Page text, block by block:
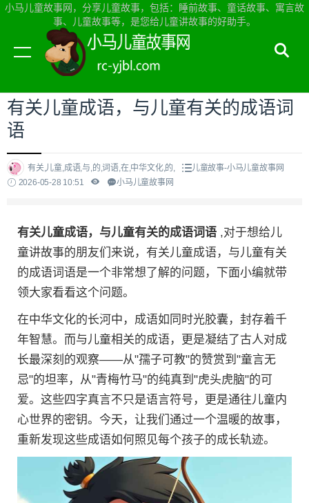
小马儿童故事网，分享儿童故事，包括：睡前故事、童话故事、寓言故
事、儿童故事等，是您给儿童讲故事的好助手。
当前位置：小马儿童故事网首页>儿童故事
有关儿童成语，与儿童有关的成语词
语
有关,儿童,成语,与,的,词语,在,中华文化,的,
儿童故事-小马儿童故事网
2026-05-28 10:51
小马儿童故事网
有关儿童成语，与儿童有关的成语词语 ,对于想给儿
童讲故事的朋友们来说，有关儿童成语，与儿童有关
的成语词语是一个非常想了解的问题，下面小编就带
领大家看看这个问题。
在中华文化的长河中，成语如同时光胶囊，封存着千
年智慧。而与儿童相关的成语，更是凝结了古人对成
长最深刻的观察——从"孺子可教"的赞赏到"童言无
忌"的坦率，从"青梅竹马"的纯真到"虎头虎脑"的可
爱。这些四字真言不只是语言符号，更是通往儿童内
心世界的密钥。今天，让我们通过一个温暖的故事，
重新发现这些成语如何照见每个孩子的成长轨迹。